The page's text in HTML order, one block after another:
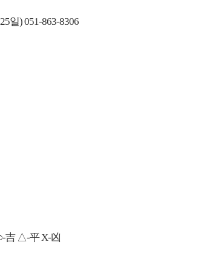
일) 051-863-8306
吉 △-平 X-凶